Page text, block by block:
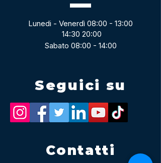
Lunedi - Venerdì 08:00 - 13:00
14:30 20:00
Sabato 08:00 - 14:00
Seguici su
Contatti